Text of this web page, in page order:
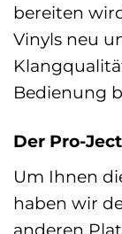
bereiten
Vinyls neu
Bedienung
Der Pro-
Um Ihnen
haben wir
anderen